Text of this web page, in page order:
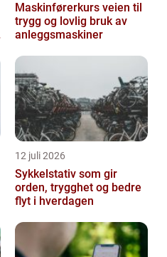
Maskinførerkurs veien til
trygg og lovlig bruk av
anleggsmaskiner
12 juli 2026
Sykkelstativ som gir
orden, trygghet og bedre
flyt i hverdagen